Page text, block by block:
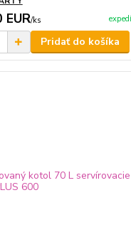
EUR/ks
Pridať do košíka